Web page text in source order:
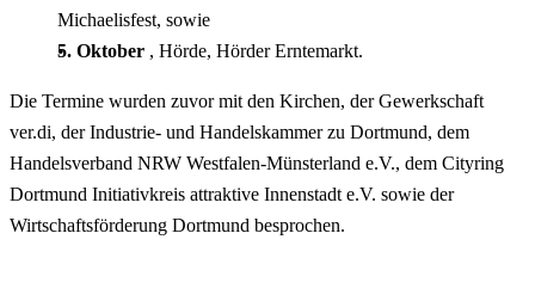
Michaelisfest, sowie
5. Oktober , Hörde, Hörder Erntemarkt.
Die Termine wurden zuvor mit den Kirchen, der Gewerkschaft
ver.di, der Industrie- und Handelskammer zu Dortmund, dem
Handelsverband NRW Westfalen-Münsterland e.V., dem Cityring
Dortmund Initiativkreis attraktive Innenstadt e.V. sowie der
Wirtschaftsförderung Dortmund besprochen.